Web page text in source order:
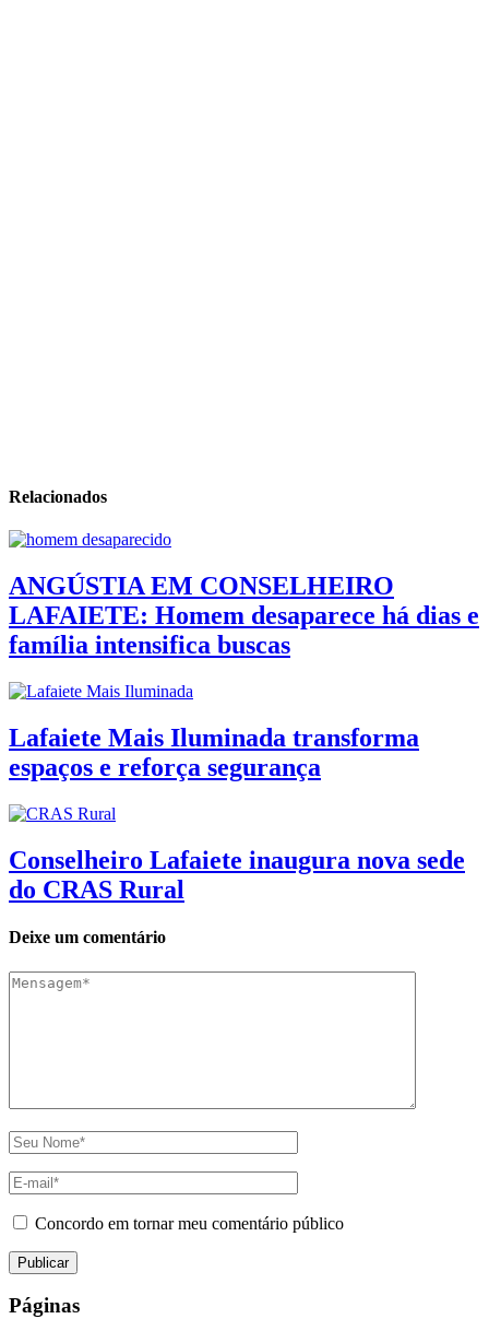
Relacionados
ANGÚSTIA EM CONSELHEIRO
LAFAIETE: Homem desaparece há dias e
família intensifica buscas
Lafaiete Mais Iluminada transforma
espaços e reforça segurança
Conselheiro Lafaiete inaugura nova sede
do CRAS Rural
Deixe um comentário
Concordo em tornar meu comentário público
Páginas